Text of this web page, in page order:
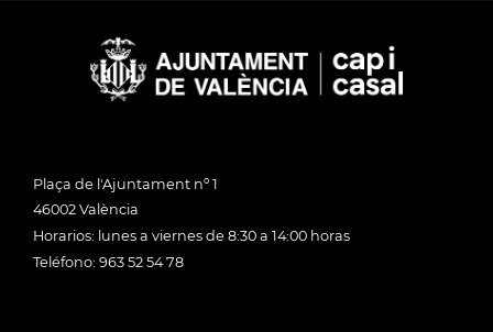
Plaça de l'Ajuntament nº 1
46002 València
Horarios: lunes a viernes de 8:30 a 14:00 horas
Teléfono: 963 52 54 78